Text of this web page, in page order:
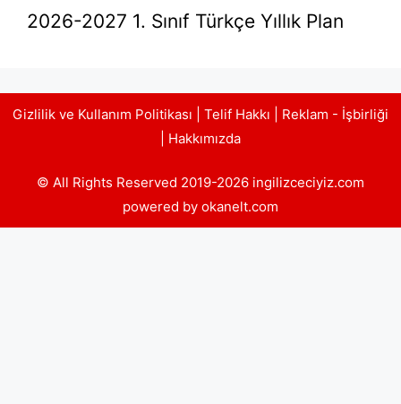
2026-2027 1. Sınıf Türkçe Yıllık Plan
Gizlilik ve Kullanım Politikası Telif Hakkı
Reklam - İşbirliği
Hakkımızda
© All Rights Reserved 2019-2026 ingilizceciyiz.com
powered by okanelt.com